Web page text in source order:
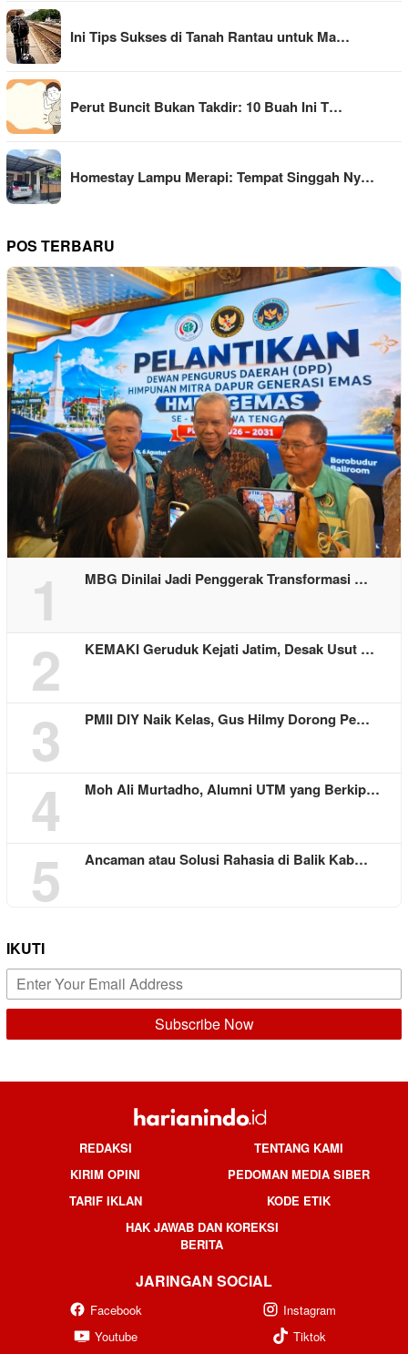
Ini Tips Sukses di Tanah Rantau untuk Ma…
Perut Buncit Bukan Takdir: 10 Buah Ini T…
Homestay Lampu Merapi: Tempat Singgah Ny…
POS TERBARU
1 MBG Dinilai Jadi Penggerak Transformasi …
2 KEMAKI Geruduk Kejati Jatim, Desak Usut …
3 PMII DIY Naik Kelas, Gus Hilmy Dorong Pe…
4 Moh Ali Murtadho, Alumni UTM yang Berkip…
5 Ancaman atau Solusi Rahasia di Balik Kab…
IKUTI
REDAKSI
TENTANG KAMI
KIRIM OPINI
PEDOMAN MEDIA SIBER
TARIF IKLAN
KODE ETIK
HAK JAWAB DAN KOREKSI
BERITA
JARINGAN SOCIAL
Facebook
Instagram
Youtube
Tiktok